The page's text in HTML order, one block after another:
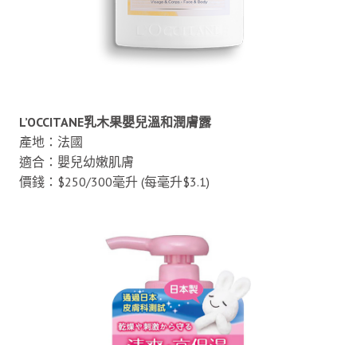
L’OCCITANE乳木果嬰兒溫和潤膚露
產地：法國
適合：嬰兒幼嫩肌膚
價錢：$250/300毫升 (每毫升$3.1)